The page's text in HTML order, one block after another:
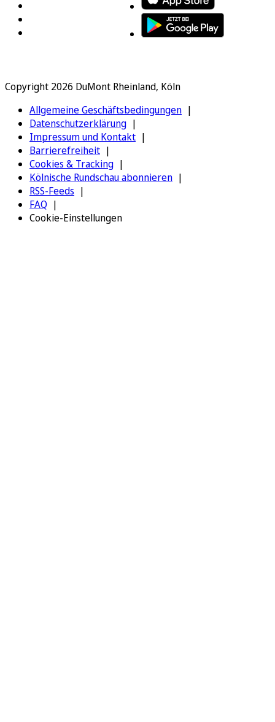
Copyright 2026 DuMont Rheinland, Köln
Allgemeine Geschäftsbedingungen
Datenschutzerklärung
Impressum und Kontakt
Barrierefreiheit
Cookies & Tracking
Kölnische Rundschau abonnieren
RSS-Feeds
FAQ
Cookie-Einstellungen